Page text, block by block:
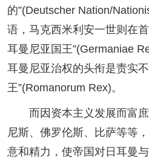
的”(Deutscher Nation/
语，马克西米利安一世则在
耳曼尼亚国王”(Germaniae
耳曼尼亚治权的头衔是责实
王”(Romanorum Rex)。
而因资本主义发展而富庶
尼斯、佛罗伦斯、比萨等等
意和精力，使帝国对日耳曼